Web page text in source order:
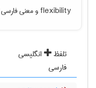
flexibilityو معنی فارسی
تلفظ
انگلیسی
فارسی